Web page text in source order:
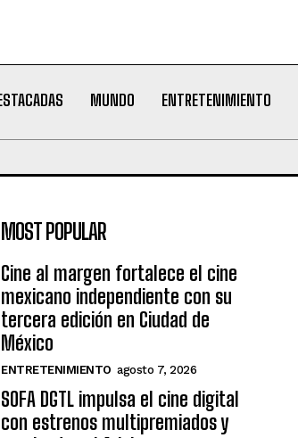
MUNDO ENTRETENIMIENTO
MOST POPULAR
Cine al margen fortalece el cine
mexicano independiente con su
tercera edición en Ciudad de
México
ENTRETENIMIENTO agosto 7, 2026
SOFA DGTL impulsa el cine digital
con estrenos multipremiados y